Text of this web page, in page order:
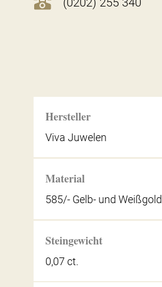
Hersteller
Viva Juwelen
Material
585/- Gelb- und Weißgold
Steingewicht
0,07 ct.